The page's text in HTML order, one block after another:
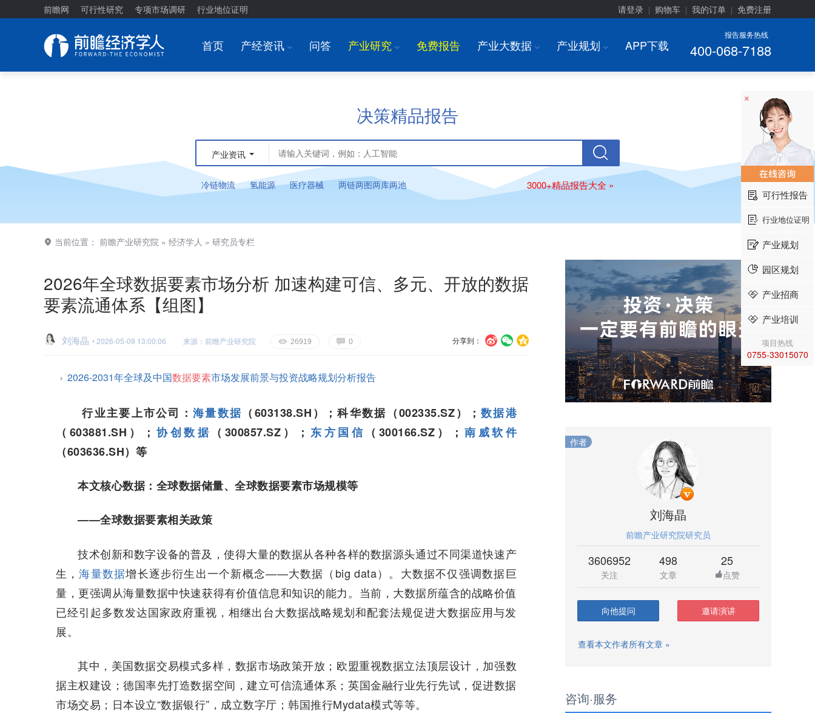
前瞻网 可行性研究 专项市场调研 行业地位证明 请登录 购物车 我的订单 免费注册
报告服务热线
400-068-7188
首页 产经资讯 I 问答 产业研究 I 免费报告 产业大数据 I 产业规划 I APP下载
决策精品报告
产业资讯
冷链物流 氢能源 医疗器械 两链两图两库两池 3000+精品报告大全 »
当前位置： 前瞻产业研究院 » 经济学人 » 研究员专栏
2026年全球数据要素市场分析 加速构建可信、多元、开放的数据
要素流通体系【组图】
U V c
分享到：
刘海晶 • 2026-05-09 13:00:06 来源：前瞻产业研究院 E 26919 G 0
2026-2031年全球及中国数据要素市场发展前景与投资战略规划分析报告
行业主要上市公司：海量数据 （603138.SH）；科华数据（002335.SZ）； 数据港
（603881.SH）； 协创数据 （300857.SZ）； 东方国信 （300166.SZ）； 南威软件
（603636.SH）等
本文核心数据：全球数据储量、全球数据要素市场规模等
——全球数据要素相关政策
技术创新和数字设备的普及，使得大量的数据从各种各样的数据源头通过不同渠道快速产
生，海量数据增长逐步衍生出一个新概念——大数据（big data）。大数据不仅强调数据巨
量，更强调从海量数据中快速获得有价值信息和知识的能力。当前，大数据所蕴含的战略价值
已经引起多数发达国家政府重视，相继出台大数据战略规划和配套法规促进大数据应用与发
展。
其中，美国数据交易模式多样，数据市场政策开放；欧盟重视数据立法顶层设计，加强数
据主权建设；德国率先打造数据空间，建立可信流通体系；英国金融行业先行先试，促进数据
市场交易；日本设立“数据银行”，成立数字厅；韩国推行Mydata模式等等。
作者
刘海晶
前瞻产业研究院研究员
3606952
关注
498
文章
25
点赞
向他提问 邀请演讲
查看本文作者所有文章 »
咨询·服务
×
可行性报告
行业地位证明
产业规划
园区规划
产业招商
产业培训
项目热线
0755-33015070